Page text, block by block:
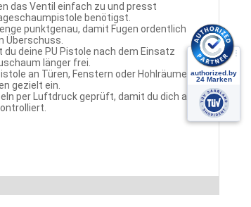
das Ventil einfach zu und presst
benötigst.
punktgenau, damit Fugen ordentlich
Überschuss.
deine PU Pistole nach dem Einsatz
länger frei.
an Türen, Fenstern oder Hohlräumen,
gezielt ein.
per Luftdruck geprüft, damit du dich auf